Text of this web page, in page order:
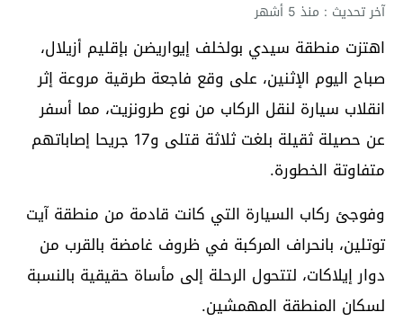
آخر تحديث : منذ 5 أشهر
اهتزت منطقة سيدي بولخلف إيواريضن بإقليم أزيلال،
صباح اليوم الإثنين، على وقع فاجعة طرقية مروعة إثر
انقلاب سيارة لنقل الركاب من نوع طرونزيت، مما أسفر
عن حصيلة ثقيلة بلغت ثلاثة قتلى و17 جريحا إصاباتهم
متفاوتة الخطورة.
وفوجئ ركاب السيارة التي كانت قادمة من منطقة آيت
توتلين، بانحراف المركبة في ظروف غامضة بالقرب من
دوار إيلاكات، لتتحول الرحلة إلى مأساة حقيقية بالنسبة
لسكان المنطقة المهمشين.